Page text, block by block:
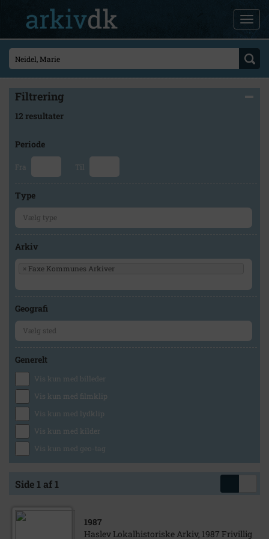
Filtrering
12 resultater
Periode
Fra Til
Type
Arkiv
× Faxe Kommunes Arkiver
Geografi
Generelt
Vis kun med billeder
Vis kun med filmklip
Vis kun med lydklip
Vis kun med kilder
Vis kun med geo-tag
Side 1 af 1
1987
Haslev Lokalhistoriske Arkiv, 1987 Frivillig